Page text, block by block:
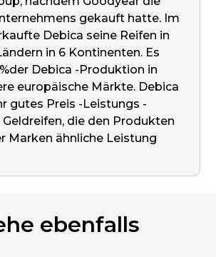
gekauft hatte. Im
Debica seine Reifen in
in 6 Kontinenten. Es
Debica -Produktion in
europäische Märkte. Debica
gutes Preis -Leistungs -
die den Produkten
Marken ähnliche Leistung
ebenfalls